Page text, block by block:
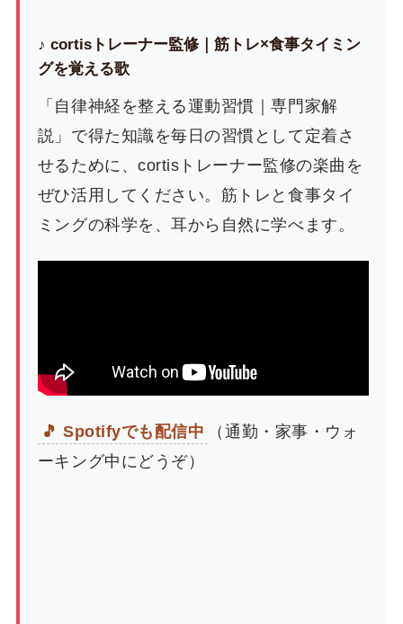
♪ cortisトレーナー監修｜筋トレ×食事タイミン
グを覚える歌
「自律神経を整える運動習慣｜専門家解
説」で得た知識を毎日の習慣として定着さ
せるために、cortisトレーナー監修の楽曲を
ぜひ活用してください。筋トレと食事タイ
ミングの科学を、耳から自然に学べます。
🎵 Spotifyでも配信中
（通勤・家事・ウォ
ーキング中にどうぞ）